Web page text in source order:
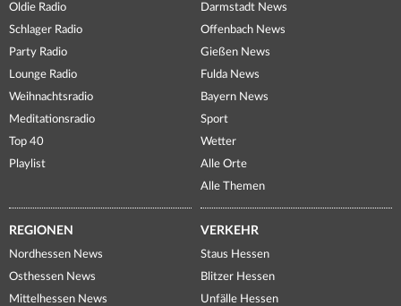
Oldie Radio
Schlager Radio
Party Radio
Lounge Radio
Weihnachtsradio
Meditationsradio
Top 40
Playlist
Darmstadt News
Offenbach News
Gießen News
Fulda News
Bayern News
Sport
Wetter
Alle Orte
Alle Themen
REGIONEN
Nordhessen News
Osthessen News
Mittelhessen News
VERKEHR
Staus Hessen
Blitzer Hessen
Unfälle Hessen